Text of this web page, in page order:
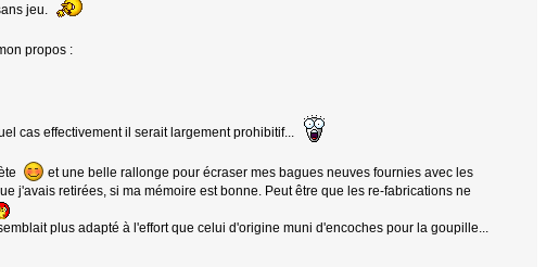
jeu.
propos :
cas effectivement il serait largement prohibitif...
et une belle rallonge pour écraser mes bagues neuves fournies avec les
j'avais retirées, si ma mémoire est bonne. Peut être que les re-fabrications ne
plus adapté à l'effort que celui d'origine muni d'encoches pour la goupille...